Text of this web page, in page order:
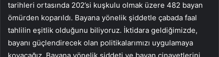
tarihleri ortasında 202’si kuşkulu olmak üzere 482 bayan
ömürden koparıldı. Bayana yönelik şiddetle çabada faal
tahlilin eşitlik olduğunu biliyoruz. İktidara geldiğimizde,
bayanı güçlendirecek olan politikalarımızı uygulamaya